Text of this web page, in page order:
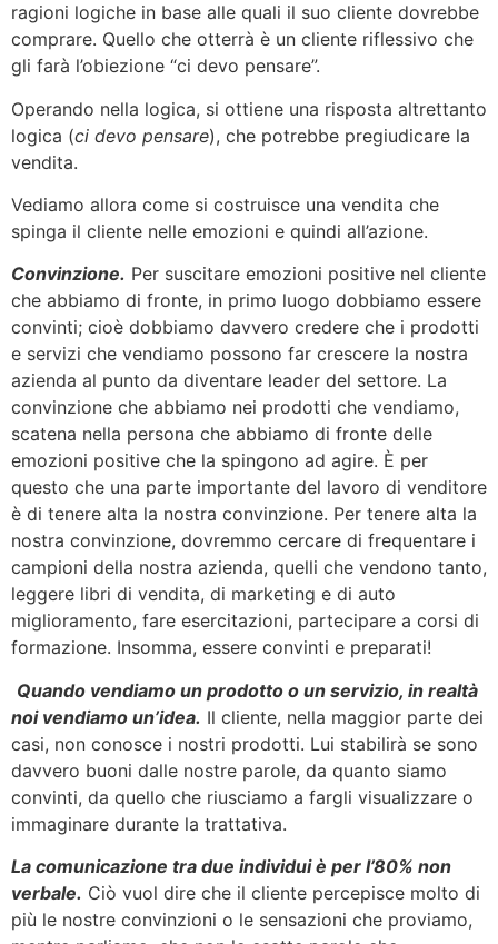
ragioni logiche in base alle quali il suo cliente dovrebbe
comprare. Quello che otterrà è un cliente riflessivo che
gli farà l’obiezione “ci devo pensare”.
Operando nella logica, si ottiene una risposta altrettanto
logica (ci devo pensare), che potrebbe pregiudicare la
vendita.
Vediamo allora come si costruisce una vendita che
spinga il cliente nelle emozioni e quindi all’azione.
Convinzione. Per suscitare emozioni positive nel cliente
che abbiamo di fronte, in primo luogo dobbiamo essere
convinti; cioè dobbiamo davvero credere che i prodotti
e servizi che vendiamo possono far crescere la nostra
azienda al punto da diventare leader del settore. La
convinzione che abbiamo nei prodotti che vendiamo,
scatena nella persona che abbiamo di fronte delle
emozioni positive che la spingono ad agire. È per
questo che una parte importante del lavoro di venditore
è di tenere alta la nostra convinzione. Per tenere alta la
nostra convinzione, dovremmo cercare di frequentare i
campioni della nostra azienda, quelli che vendono tanto,
leggere libri di vendita, di marketing e di auto
miglioramento, fare esercitazioni, partecipare a corsi di
formazione. Insomma, essere convinti e preparati!
Quando vendiamo un prodotto o un servizio, in realtà
noi vendiamo un’idea. Il cliente, nella maggior parte dei
casi, non conosce i nostri prodotti. Lui stabilirà se sono
davvero buoni dalle nostre parole, da quanto siamo
convinti, da quello che riusciamo a fargli visualizzare o
immaginare durante la trattativa.
La comunicazione tra due individui è per l’80% non
verbale. Ciò vuol dire che il cliente percepisce molto di
più le nostre convinzioni o le sensazioni che proviamo,